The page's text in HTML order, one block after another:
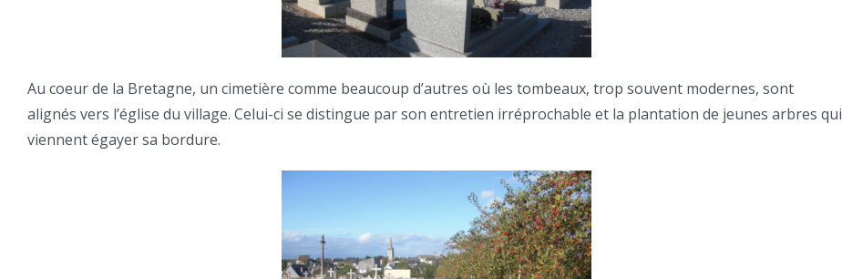
Au coeur de la Bretagne, un cimetière comme beaucoup d’autres où les tombeaux, trop souvent modernes, sont
alignés vers l’église du village. Celui-ci se distingue par son entretien irréprochable et la plantation de jeunes arbres qui
viennent égayer sa bordure.